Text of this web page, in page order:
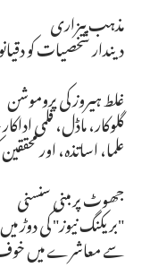
مذہب بیزاری
دیندار شخصیات کو
غلط ہیروز کی پروموشن
گلوکار، ماڈل، فلمی
علما، اساتذہ، اور
جھوٹ پر مبنی سنسنی
"بریکنگ نیوز" کی دوڑ
سے معاشرے میں خوف